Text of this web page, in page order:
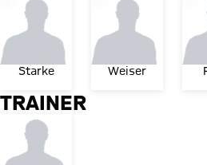
Starke Weiser
TRAINER